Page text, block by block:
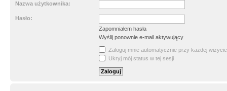
Nazwa użytkownika:
Hasło:
Zapomniałem hasła
Wyślij ponownie e-mail aktywujący
Zaloguj mnie automatycznie przy każdej wizycie
Ukryj mój status w tej sesji